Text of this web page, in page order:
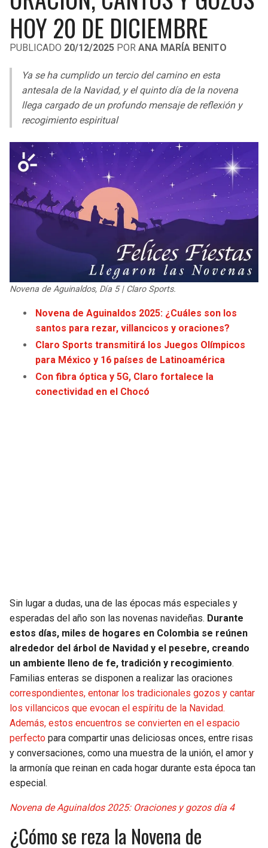
LIGA DE EXPANSIÓN MX
LEAGUES CUP
UEFA EUROPA LEAGUE
UEFA CONFERENCE LEAGUE
COPA LIBERTADORES
COPA SUDAMERICANA
LIGA BETPLAY
OTRAS LIGAS
RAIDERS
RAVENS
BENGALS
BROWNS
STEELERS
TEXANS
TITANS
COWBOYS
GIANTS
LIONS
PACKERS
VIKINGS
SAINTS
BUCCANEERS
CAVALIERS
PACERS
BUCKS
HAWKS
HORNETS
HEAT
WARRIORS
CLIPPERS
LAKERS
NUGGETS
TIMBERWOLVES
THUNDER
TRAIL BLAZERS
HOY 20 DE DICIEMBRE
PUBLICADO 20/12/2025 POR ANA MARÍA BENITO
Ya se ha cumplido un tercio del camino en esta
antesala de la Navidad, y el quinto día de la novena
llega cargado de un profundo mensaje de reflexión y
recogimiento espiritual
Novena de Aguinaldos, Día 5 | Claro Sports.
Novena de Aguinaldos 2025: ¿Cuáles son los
santos para rezar, villancicos y oraciones?
Claro Sports transmitirá los Juegos Olímpicos
para México y 16 países de Latinoamérica
Con fibra óptica y 5G, Claro fortalece la
conectividad en el Chocó
Sin lugar a dudas, una de las épocas más especiales y
esperadas del año son las novenas navideñas. Durante
estos días, miles de hogares en Colombia se reúnen
alrededor del árbol de Navidad y el pesebre, creando
un ambiente lleno de fe, tradición y recogimiento.
Familias enteras se disponen a realizar las oraciones
correspondientes, entonar los tradicionales gozos y cantar
los villancicos que evocan el espíritu de la Navidad.
Además, estos encuentros se convierten en el espacio
perfecto para compartir unas deliciosas onces, entre risas
y conversaciones, como una muestra de la unión, el amor y
la armonía que reinan en cada hogar durante esta época tan
especial.
Novena de Aguinaldos 2025: Oraciones y gozos día 4
¿Cómo se reza la Novena de